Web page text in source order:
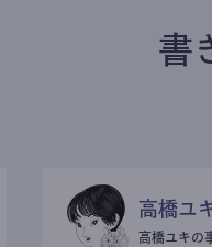
書
高橋ユ
高橋ユキの